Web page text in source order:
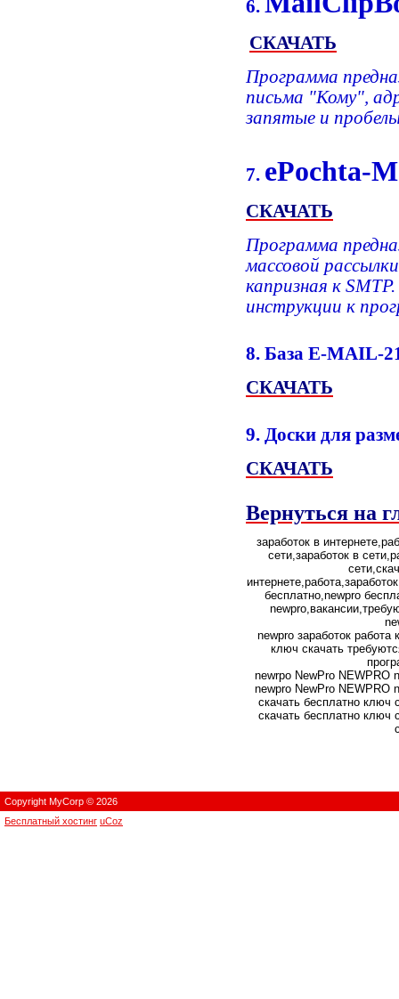
6.
СКАЧАТЬ
Программа
письма "Кому",
запятые и
7. ePochta-
СКАЧАТЬ
Программа
массовой
капризная к
инструкции к
8. База E-MAIL-
СКАЧАТЬ
9. Доски для
СКАЧАТЬ
Вернуться на
заработок в
сети,заработок в
бесплатно,newpro
newpro заработок
ключ скачать
newrpo NewPro NEWPRO
newpro NewPro NEWPRO
скачать бесплатно ключ
скачать бесплатно ключ
Copyright MyCorp © 2026
Бесплатный хостинг uCoz